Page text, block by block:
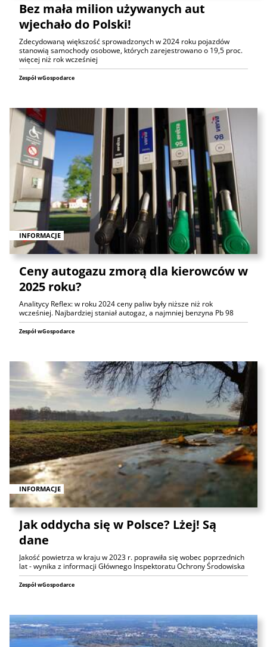
Bez mała milion używanych aut
wjechało do Polski!
Zdecydowaną większość sprowadzonych w 2024 roku pojazdów
stanowią samochody osobowe, których zarejestrowano o 19,5 proc.
więcej niż rok wcześniej
Zespół wGospodarce
INFORMACJE
Ceny autogazu zmorą dla kierowców w
2025 roku?
Analitycy Reflex: w roku 2024 ceny paliw były niższe niż rok
wcześniej. Najbardziej staniał autogaz, a najmniej benzyna Pb 98
Zespół wGospodarce
INFORMACJE
Jak oddycha się w Polsce? Lżej! Są
dane
Jakość powietrza w kraju w 2023 r. poprawiła się wobec poprzednich
lat - wynika z informacji Głównego Inspektoratu Ochrony Środowiska
Zespół wGospodarce